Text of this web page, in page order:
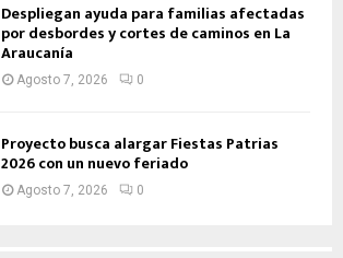
Despliegan ayuda para familias afectadas
por desbordes y cortes de caminos en La
Araucanía
Agosto 7, 2026 0
Proyecto busca alargar Fiestas Patrias
2026 con un nuevo feriado
Agosto 7, 2026 0